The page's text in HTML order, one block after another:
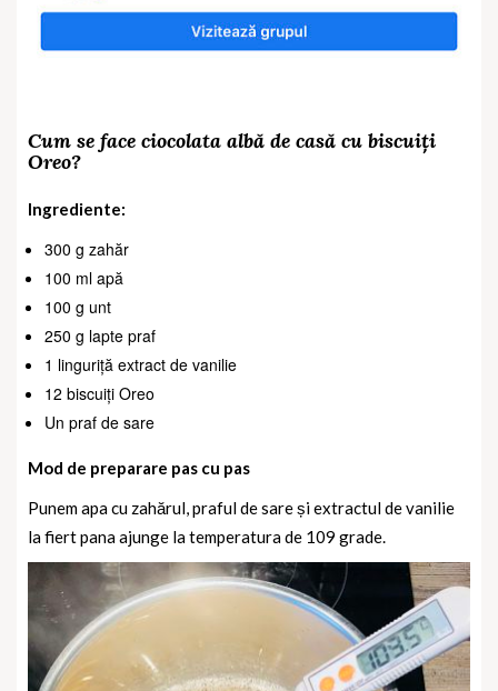
Cum se face ciocolata albă de casă cu biscuiți
Oreo?
Ingrediente:
300 g zahăr
100 ml apă
100 g unt
250 g lapte praf
1 linguriță extract de vanilie
12 biscuiți Oreo
Un praf de sare
Mod de preparare pas cu pas
Punem apa cu zahărul, praful de sare și extractul de vanilie
la fiert pana ajunge la temperatura de 109 grade.